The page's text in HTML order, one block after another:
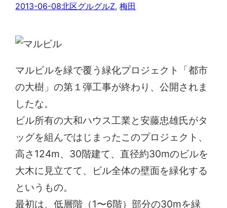
2013-06-08北区グルグルZ, 梅田
マルビルを緑で覆う緑化プロジェクト「都市
の大樹」の第１弾工事が終わり、公開されま
したな。
ビル所有の大和ハウス工業と安藤忠雄氏がタ
ッグを組んではじまったこのプロジェクト、
高さ124m、30階建て、直径約30mのビルを
大木に見立てて、ビル全体の壁面を緑化する
というもの。
最初は、低層階（1〜6階）部分の30mを緑